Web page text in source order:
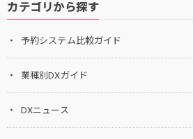
カテゴリから探す
予約システム比較ガイド
業種別DXガイド
DXニュース